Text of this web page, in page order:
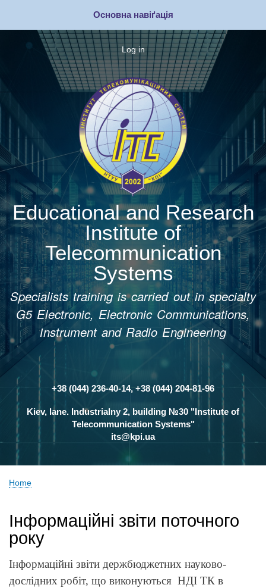
to
main
content
Основна навіґація
Log in
Educational and Research
Institute of
Telecommunication
Systems
Specialists training is carried out in specialty
G5 Electronic, Electronic Communications,
Іnstrument and Radio Engineering
Контакти
+38 (044) 236-40-14, +38 (044) 204-81-96
Kiev, lane. Industrialny 2, building №30 "Institute of
Telecommunication Systems"
its@kpi.ua
Home
Інформаційні звіти поточного
року
Інформаційні звіти держбюджетних науково-
дослідних робіт, що виконуються НДІ ТК в